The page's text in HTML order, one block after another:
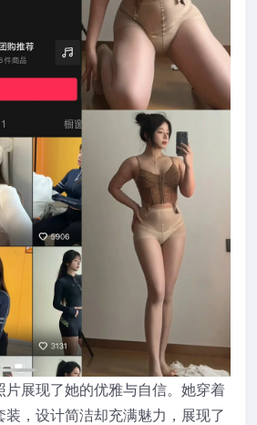
片展现了她的优雅与自信。她穿着
，设计简洁却充满魅力，展现了